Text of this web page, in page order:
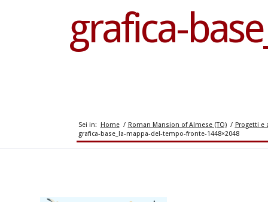
grafica-
Sei in: Home / Roman Mansion of Almese (TO) / Progetti e
grafica-base_la-mappa-del-tempo-fronte-1448×2048